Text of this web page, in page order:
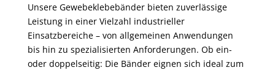
Unsere Gewebeklebebänder bieten zuverlässige
Leistung in einer Vielzahl industrieller
Einsatzbereiche – von allgemeinen Anwendungen
bis hin zu spezialisierten Anforderungen. Ob ein-
oder doppelseitig: Die Bänder eignen sich ideal zum